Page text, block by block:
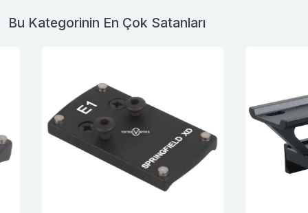
Bu Kategorinin En Çok Satanları